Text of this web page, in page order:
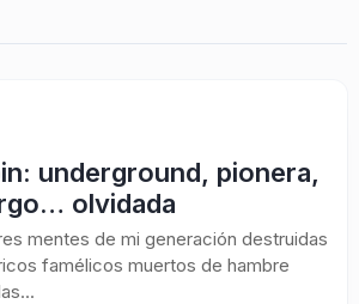
underground, pionera,
olvidada
mentes de mi generación destruidas
famélicos muertos de hambre